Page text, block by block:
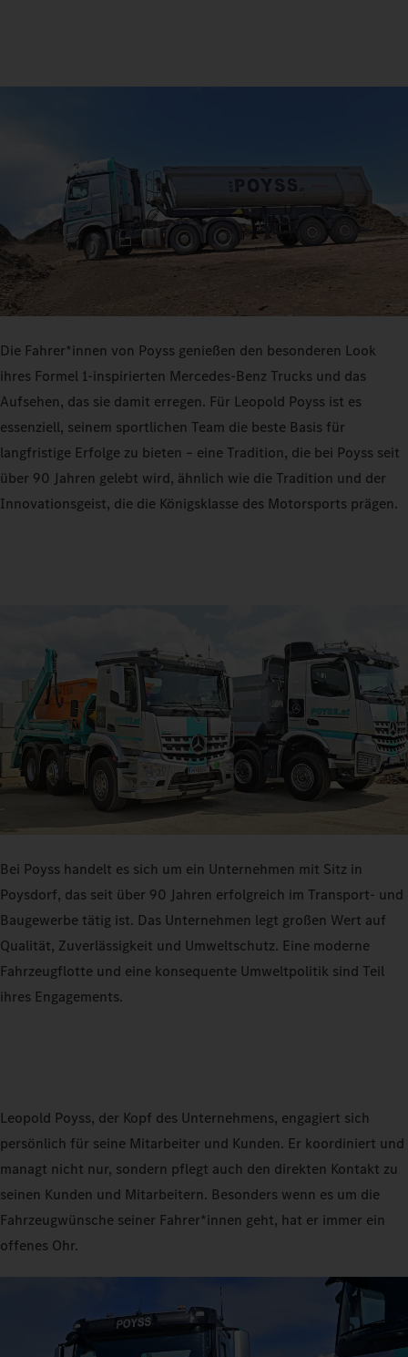
Die Fahrer*innen von Poyss genießen den besonderen Look
ihres Formel 1-inspirierten Mercedes-Benz Trucks und das
Aufsehen, das sie damit erregen. Für Leopold Poyss ist es
essenziell, seinem sportlichen Team die beste Basis für
langfristige Erfolge zu bieten – eine Tradition, die bei Poyss seit
über 90 Jahren gelebt wird, ähnlich wie die Tradition und der
Innovationsgeist, die die Königsklasse des Motorsports prägen.
Bei Poyss handelt es sich um ein Unternehmen mit Sitz in
Poysdorf, das seit über 90 Jahren erfolgreich im Transport- und
Baugewerbe tätig ist. Das Unternehmen legt großen Wert auf
Qualität, Zuverlässigkeit und Umweltschutz. Eine moderne
Fahrzeugflotte und eine konsequente Umweltpolitik sind Teil
ihres Engagements.
Leopold Poyss, der Kopf des Unternehmens, engagiert sich
persönlich für seine Mitarbeiter und Kunden. Er koordiniert und
managt nicht nur, sondern pflegt auch den direkten Kontakt zu
seinen Kunden und Mitarbeitern. Besonders wenn es um die
Fahrzeugwünsche seiner Fahrer*innen geht, hat er immer ein
offenes Ohr.